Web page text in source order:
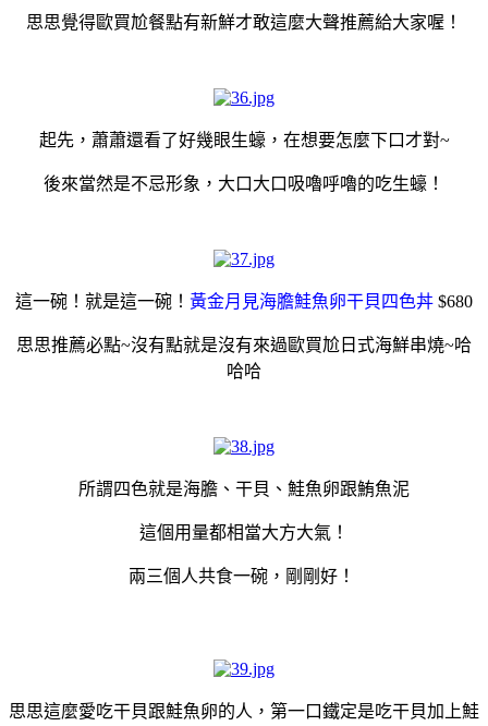
思思覺得歐買尬餐點有新鮮才敢這麼大聲推薦給大家喔！
起先，蕭蕭還看了好幾眼生蠔，在想要怎麼下口才對~
後來當然是不忌形象，大口大口吸嚕呼嚕的吃生蠔！
這一碗！就是這一碗！ 黃金月見海膽鮭魚卵干貝四色丼 $680
思思推薦必點~沒有點就是沒有來過歐買尬日式海鮮串燒~哈
哈哈
所謂四色就是海膽、干貝、鮭魚卵跟鮪魚泥
這個用量都相當大方大氣！
兩三個人共食一碗，剛剛好！
思思這麼愛吃干貝跟鮭魚卵的人，第一口鐵定是吃干貝加上鮭